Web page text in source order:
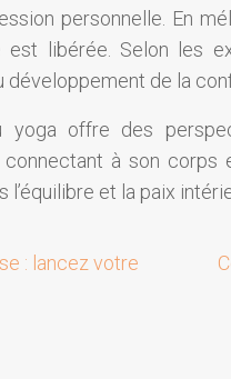
personnelle. En
libérée. Selon les
développement de la
yoga offre des
à son
et la paix
: lancez votre